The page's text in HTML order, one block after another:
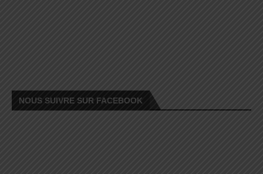
NOUS SUIVRE SUR FACEBOOK